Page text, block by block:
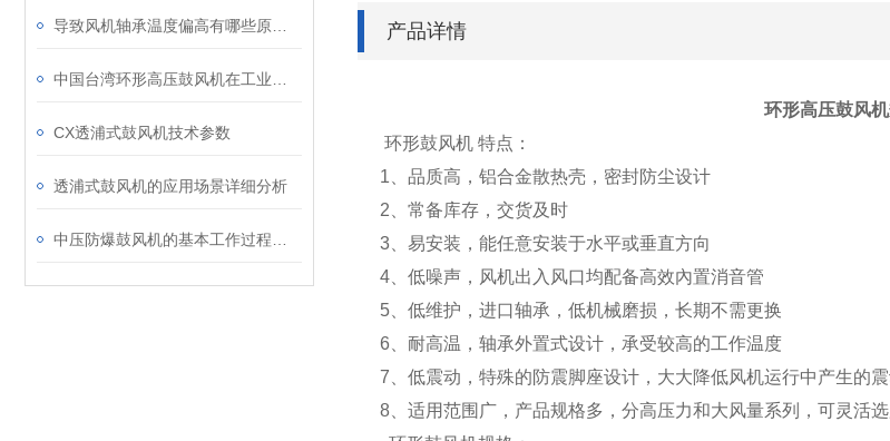
CX透浦式鼓风机技术参数
透浦式鼓风机的应用场景详细分析
产品详情
环形高压鼓风
环形鼓风机 特点：
1、品质高，铝合金散热壳，密封防尘设计
2、常备库存，交货及时
3、易安装，能任意安装于水平或垂直方向
4、低噪声，风机出入风口均配备高效內置消音管
5、低维护，进口轴承，低机械磨损，长期不需更换
6、耐高温，轴承外置式设计，承受较高的工作温度
7、低震动，特殊的防震脚座设计，大大降低风机运行中产生的
8、适用范围广，产品规格多，分高压力和大风量系列，可灵活选